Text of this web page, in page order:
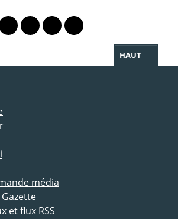
Mastodon
le profil Bluesky
vers le profil Instagram
Lien vers le profil Linkedin
Lien vers le profil Facebook
Lien vers le profil Twitter
Partager par WhatsApp
HAUT
média
et flux RSS